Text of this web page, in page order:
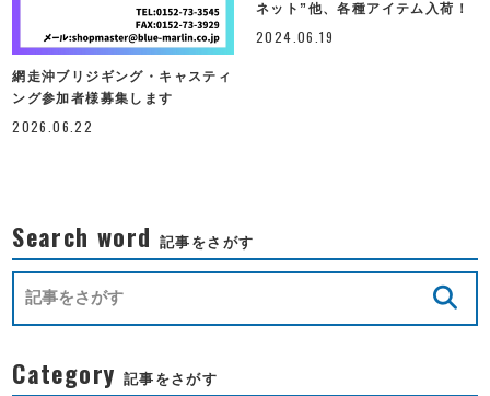
網走沖ブリジギング・キャスティ
ング参加者様募集します
2026.06.22
ネット”他、各種アイテム入荷！
2024.06.19
Search word 記事をさがす
Category 記事をさがす